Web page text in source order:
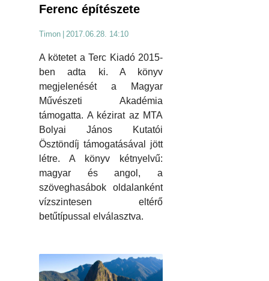
Ferenc építészete
Timon | 2017.06.28. 14:10
A kötetet a Terc Kiadó 2015-
ben adta ki. A könyv
megjelenését a Magyar
Művészeti Akadémia
támogatta. A kézirat az MTA
Bolyai János Kutatói
Ösztöndíj támogatásával jött
létre. A könyv kétnyelvű:
magyar és angol, a
szöveghasábok oldalanként
vízszintesen eltérő
betűtípussal elválasztva.